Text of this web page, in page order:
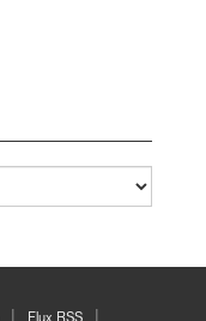
Flux RSS